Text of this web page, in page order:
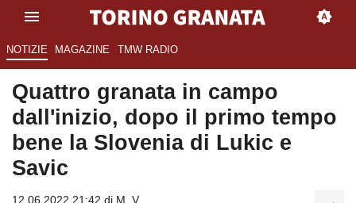
NOTIZIE MAGAZINE TMW RADIO
Quattro granata in campo
dall'inizio, dopo il primo tempo
bene la Slovenia di Lukic e
Savic
12.06.2022 21:42 di M. V.